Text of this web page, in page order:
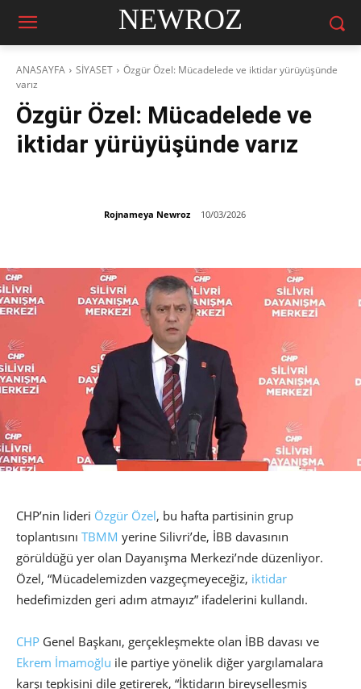
NEWROZ
ANASAYFA SİYASET
Özgür Özel: Mücadelede ve iktidar yürüyüşünde
varız
Özgür Özel: Mücadelede ve
iktidar yürüyüşünde varız
Rojnameya Newroz 10/03/2026
CHP’nin lideri Özgür Özel, bu hafta partisinin grup
toplantısını TBMM yerine Silivri’de, İBB davasının
görüldüğü yer olan Dayanışma Merkezi’nde düzenliyor.
Özel, “Mücadelemizden vazgeçmeyeceğiz, iktidar
hedefimizden geri adım atmayız” ifadelerini kullandı.
CHP Genel Başkanı, gerçekleşmekte olan İBB davası ve
Ekrem İmamoğlu ile partiye yönelik diğer yargılamalara
karşı tepkisini dile getirerek, “İktidarın bireyselleşmiş